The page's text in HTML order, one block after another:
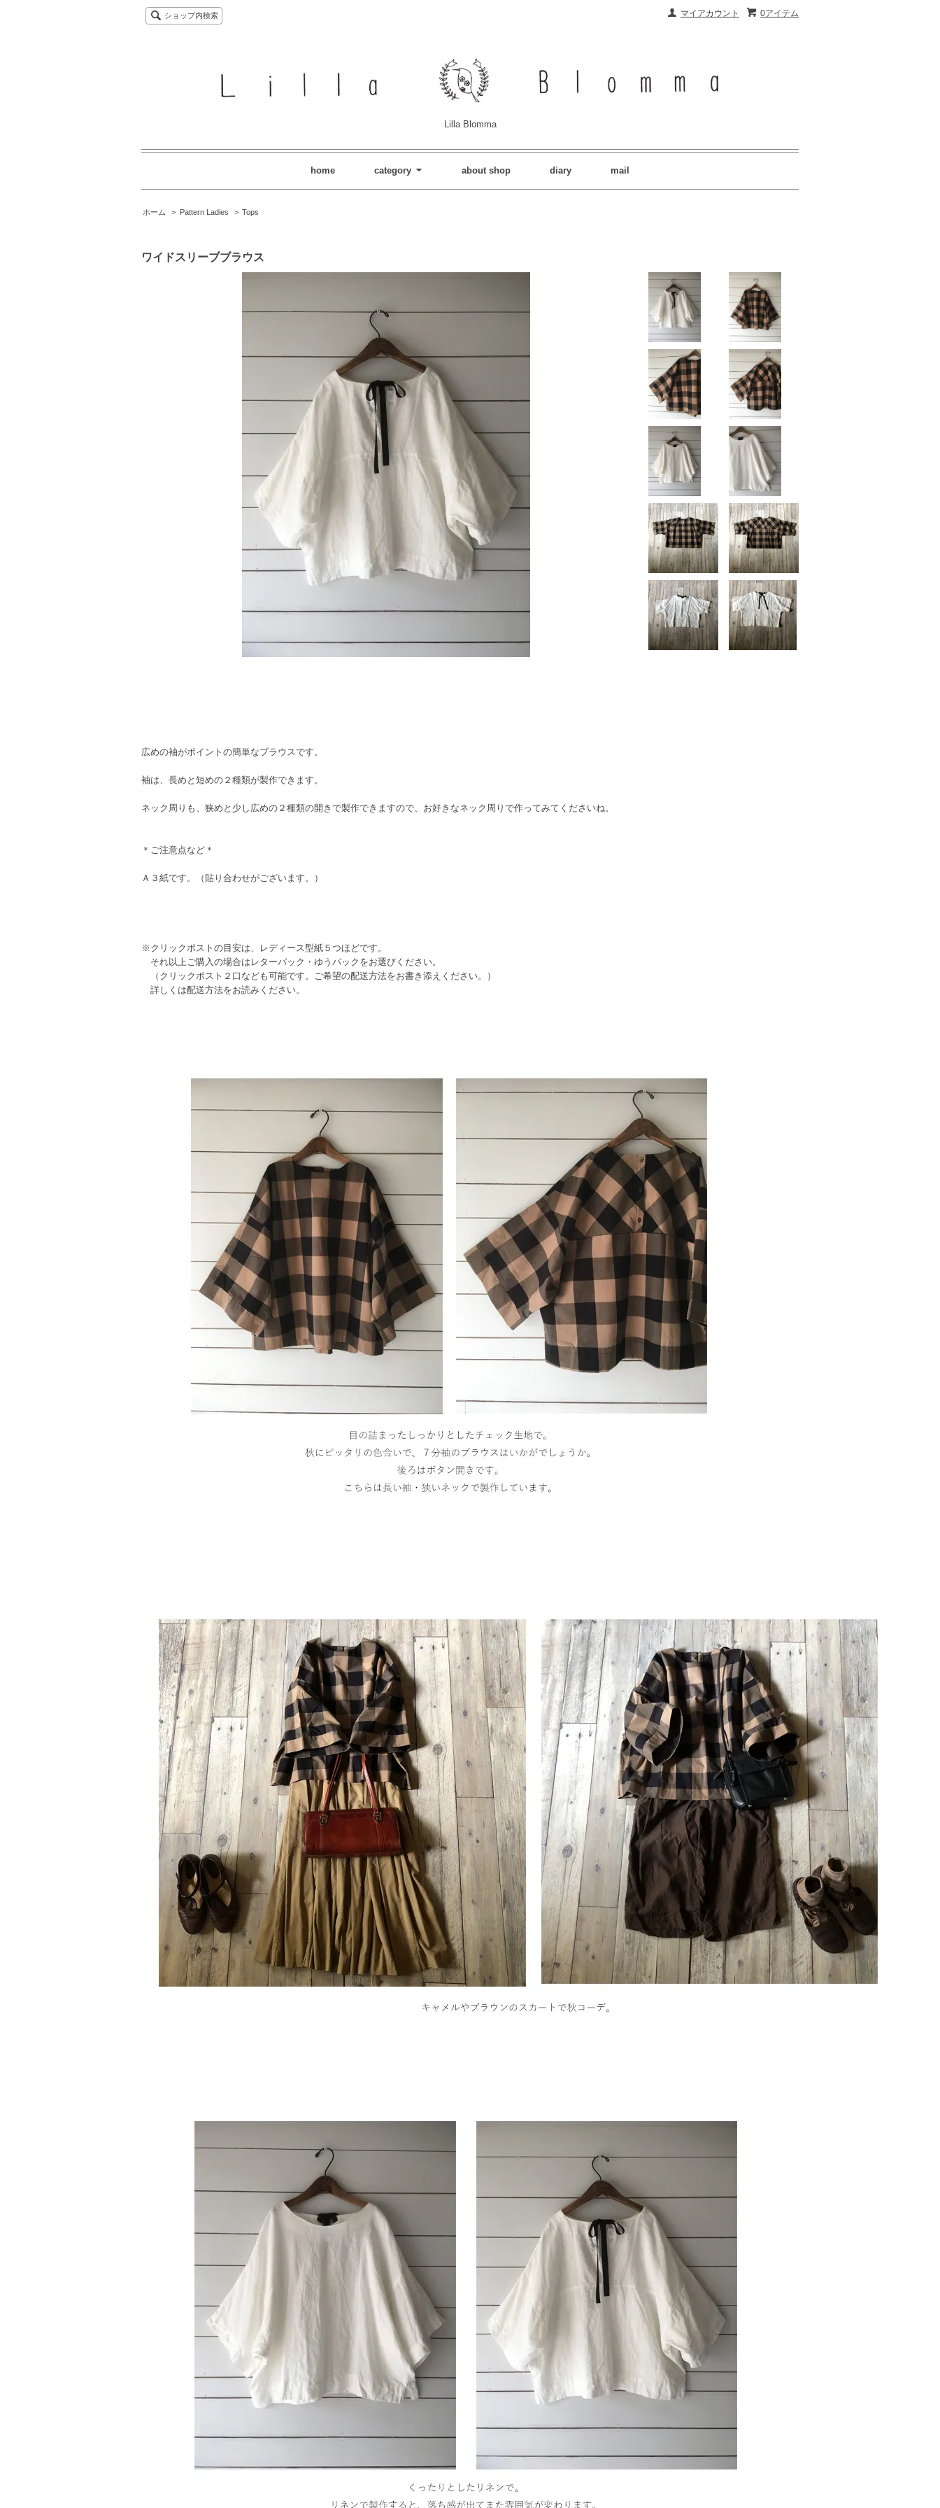
0アイテム
マイアカウント
ショップ内検索
Lilla Blomma
home category about shop diary mail
ホーム > Pattern Ladies > Tops
ワイドスリーブブラウス
広めの袖がポイントの簡単なブラウスです。
袖は、長めと短めの２種類が製作できます。
ネック周りも、狭めと少し広めの２種類の開きで製作できますので、お好きなネック周りで作ってみてくださいね。
＊ご注意点など＊
Ａ３紙です。（貼り合わせがございます。）
※クリックポストの目安は、レディース型紙５つほどです。
それ以上ご購入の場合はレターパック・ゆうパックをお選びください。
（クリックポスト２口なども可能です。ご希望の配送方法をお書き添えください。）
詳しくは配送方法をお読みください。